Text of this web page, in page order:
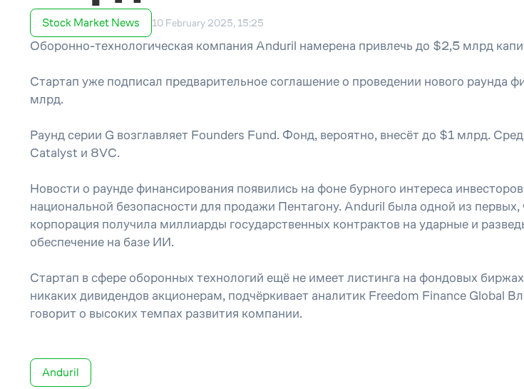
Stock Market News 10 February 2025, 15:25
Оборонно-технологическая компания Anduril намерена привлечь до $2,5 млрд
Стартап уже подписал предварительное соглашение о проведении нового раунда
млрд.
Раунд серии G возглавляет Founders Fund. Фонд, вероятно, внесёт до $1 млрд.
Catalyst и 8VC.
Новости о раунде финансирования появились на фоне бурного интереса
национальной безопасности для продажи Пентагону. Anduril была одной из
корпорация получила миллиарды государственных контрактов на ударные и
обеспечение на базе ИИ.
Стартап в сфере оборонных технологий ещё не имеет листинга на фондовых
никаких дивидендов акционерам, подчёркивает аналитик Freedom Finance Global
говорит о высоких темпах развития компании.
Anduril